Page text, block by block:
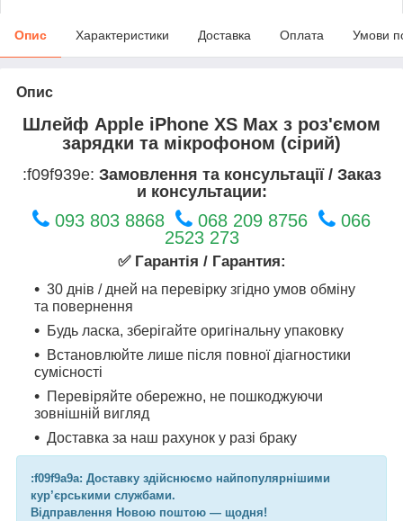
Опис Характеристики Доставка Оплата Умови
Опис
Шлейф Apple iPhone XS Max з роз'ємом
зарядки та мікрофоном (сірий)
:f09f939e: Замовлення та консультації / Заказ
и консультации:
093 803 8868 068 209 8756
066
2523 273
✅ Гарантія / Гарантия:
30 днів / дней на перевірку згідно умов обміну
та повернення
Будь ласка, зберігайте оригінальну упаковку
Встановлюйте лише після повної діагностики
сумісності
Перевіряйте обережно, не пошкоджуючи
зовнішній вигляд
Доставка за наш рахунок у разі браку
:f09f9a9a: Доставку здійснюємо найпопулярнішими
кур’єрськими службами.
Відправлення Новою поштою — щодня!